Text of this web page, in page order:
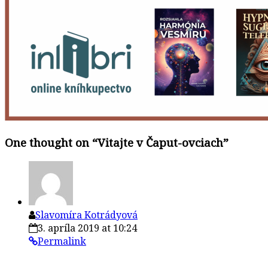
One thought on “Vitajte v Čaput-ovciach”
Slavomíra Kotrádyová
3. apríla 2019 at 10:24
Permalink